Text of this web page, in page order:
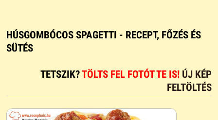
HÚSGOMBÓCOS SPAGETTI - RECEPT, FŐZÉS ÉS
SÜTÉS
TETSZIK?TÖLTS FEL FOTÓT TE IS! ÚJ KÉP
FELTÖLTÉS